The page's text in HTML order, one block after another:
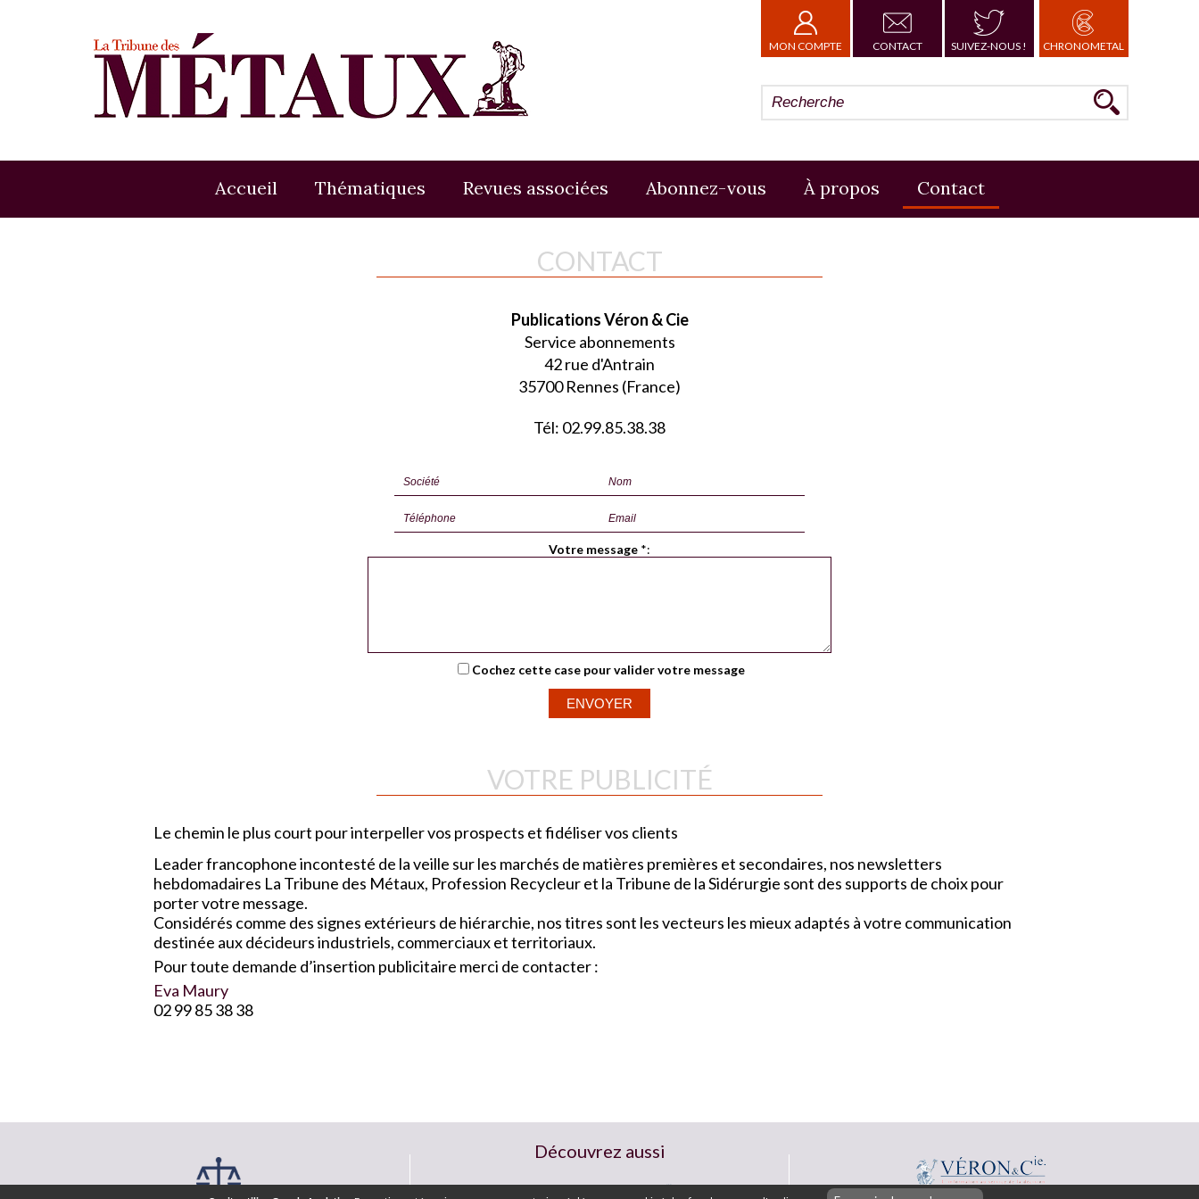
MON COMPTE CONTACT SUIVEZ-NOUS ! CHRONOMETAL
Accueil Thématiques Revues associées Abonnez-vous À propos Contact
CONTACT
Publications Véron & Cie
Service abonnements
42 rue d'Antrain
35700 Rennes (France)
Tél: 02.99.85.38.38
Votre message *:
Cochez cette case pour valider votre message
VOTRE PUBLICITÉ
Le chemin le plus court pour interpeller vos prospects et fidéliser vos clients
Leader francophone incontesté de la veille sur les marchés de matières premières et secondaires, nos newsletters
hebdomadaires La Tribune des Métaux, Profession Recycleur et la Tribune de la Sidérurgie sont des supports de choix pour
porter votre message.
Considérés comme des signes extérieurs de hiérarchie, nos titres sont les vecteurs les mieux adaptés à votre communication
destinée aux décideurs industriels, commerciaux et territoriaux.
Pour toute demande d’insertion publicitaire merci de contacter :
Eva Maury
02 99 85 38 38
Découvrez aussi